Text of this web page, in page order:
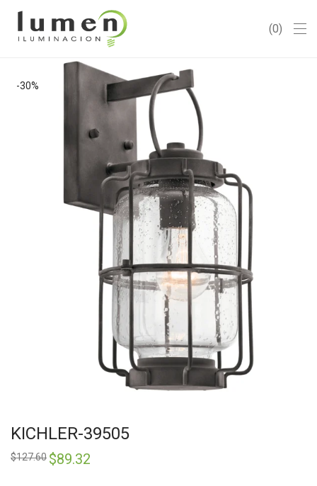
0
-30%
KICHLER-39505
$127.60 Original
price
$89.32